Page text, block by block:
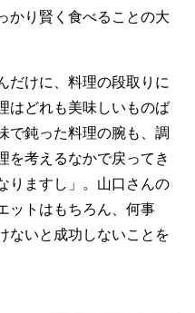
かり賢く食べることの大
だけに、料理の段取りに
はどれも美味しいものば
で鈍った料理の腕も、調
を考えるなかで戻ってき
りますし」。山口さんの
ットはもちろん、何事
ないと成功しないことを